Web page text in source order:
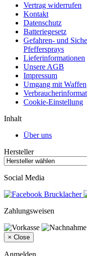
Vertrag widerrufen
Kontakt
Datenschutz
Batteriegesetz
Gefahren- und
Pfeffersprays
Lieferinformationen
Unsere AGB
Impressum
Umgang mit Waffen
Cookie-Einstellung
Inhalt
Über uns
Hersteller
Social Media
Zahlungsweisen
× Close
Anmelden